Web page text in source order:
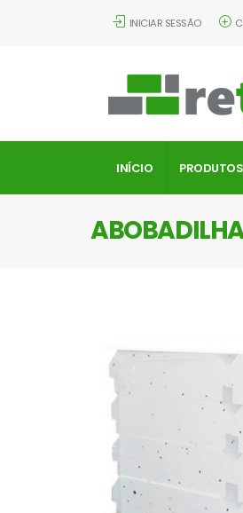
INICIAR SESSÃO
INÍCIO PRODUTOS